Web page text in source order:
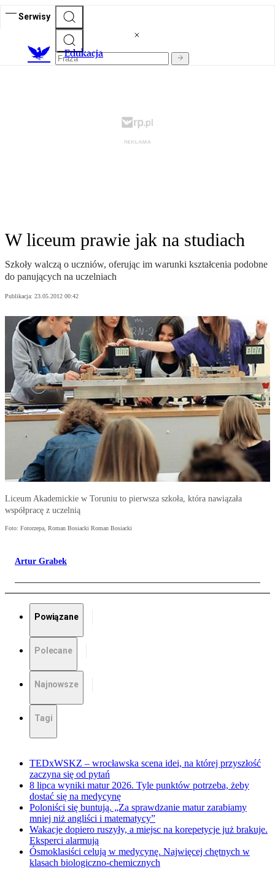
Serwisy
Edukacja
W liceum prawie jak na studiach
Szkoły walczą o uczniów, oferując im warunki kształcenia podobne
do panujących na uczelniach
Publikacja: 23.05.2012 00:42
Liceum Akademickie w Toruniu to pierwsza szkoła, która nawiązała
współpracę z uczelnią
Foto: Fotorzepa, Roman Bosiacki Roman Bosiacki
Artur Grabek
Powiązane
Polecane
Najnowsze
Tagi
TEDxWSKZ – wrocławska scena idei, na której przyszłość
zaczyna się od pytań
8 lipca wyniki matur 2026. Tyle punktów potrzeba, żeby
dostać się na medycynę
Poloniści się buntują. „Za sprawdzanie matur zarabiamy
mniej niż angliści i matematycy”
Wakacje dopiero ruszyły, a miejsc na korepetycje już brakuje.
Eksperci alarmują
Ósmoklasiści celują w medycynę. Najwięcej chętnych w
klasach biologiczno-chemicznych